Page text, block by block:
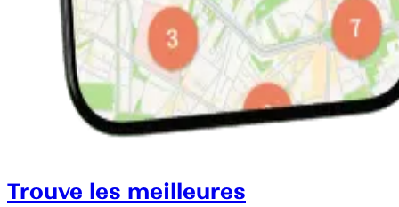
Trouve les meilleures